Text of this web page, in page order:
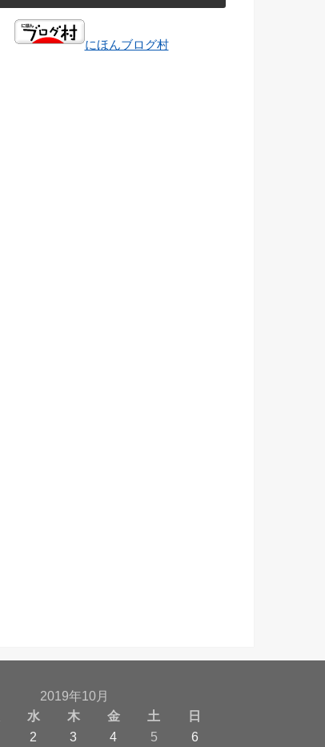
にほんブログ村
2019年10月
水 木 金 土
日
2 3 4 5
6